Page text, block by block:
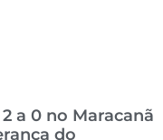
a 0 no Maracanã
do